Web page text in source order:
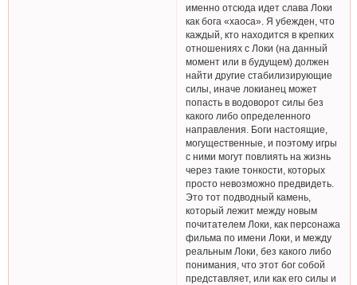
именно отсюда идет слава Локи
как бога «хаоса». Я убежден, что
каждый, кто находится в крепких
отношениях с Локи (на данный
момент или в будущем) должен
найти другие стабилизирующие
силы, иначе локианец может
попасть в водоворот силы без
какого либо определенного
направления. Боги настоящие,
могущественные, и поэтому игры
с ними могут повлиять на жизнь
через такие тонкости, которых
просто невозможно предвидеть.
Это тот подводный камень,
который лежит между новым
почитателем Локи, как персонажа
фильма по имени Локи, и между
реальным Локи, без какого либо
понимания, что этот бог собой
представляет, или как его силы и